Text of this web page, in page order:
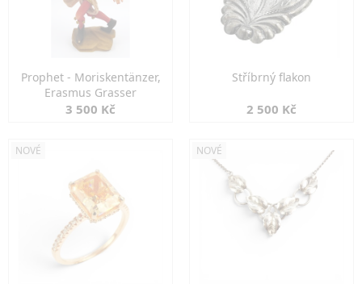
Prophet - Moriskentänzer,
Erasmus Grasser
3 500 Kč
Stříbrný flakon
2 500 Kč
NOVÉ NOVÉ